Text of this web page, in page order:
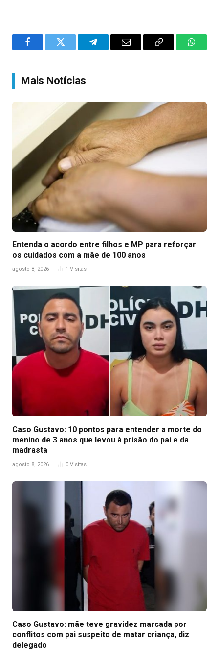
FacebookTwitter TelegramEmail
Copy
Mais Notícias
Entenda o acordo entre filhos e MP para reforçar
os cuidados com a mãe de 100 anos
agosto 8, 2026 1 Visitas
Caso Gustavo: 10 pontos para entender a morte do
menino de 3 anos que levou à prisão do pai e da
madrasta
agosto 8, 2026 0 Visitas
Caso Gustavo: mãe teve gravidez marcada por
conflitos com pai suspeito de matar criança, diz
delegado